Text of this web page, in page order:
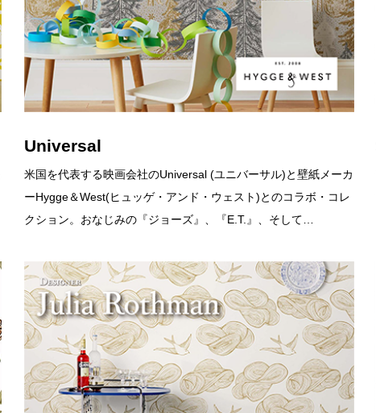
Universal
米国を代表する映画会社のUniversal (ユニバーサル)と壁紙メーカ
ーHygge＆West(ヒュッゲ・アンド・ウェスト)とのコラボ・コレ
クション。おなじみの『ジョーズ』、『E.T.』、そして…